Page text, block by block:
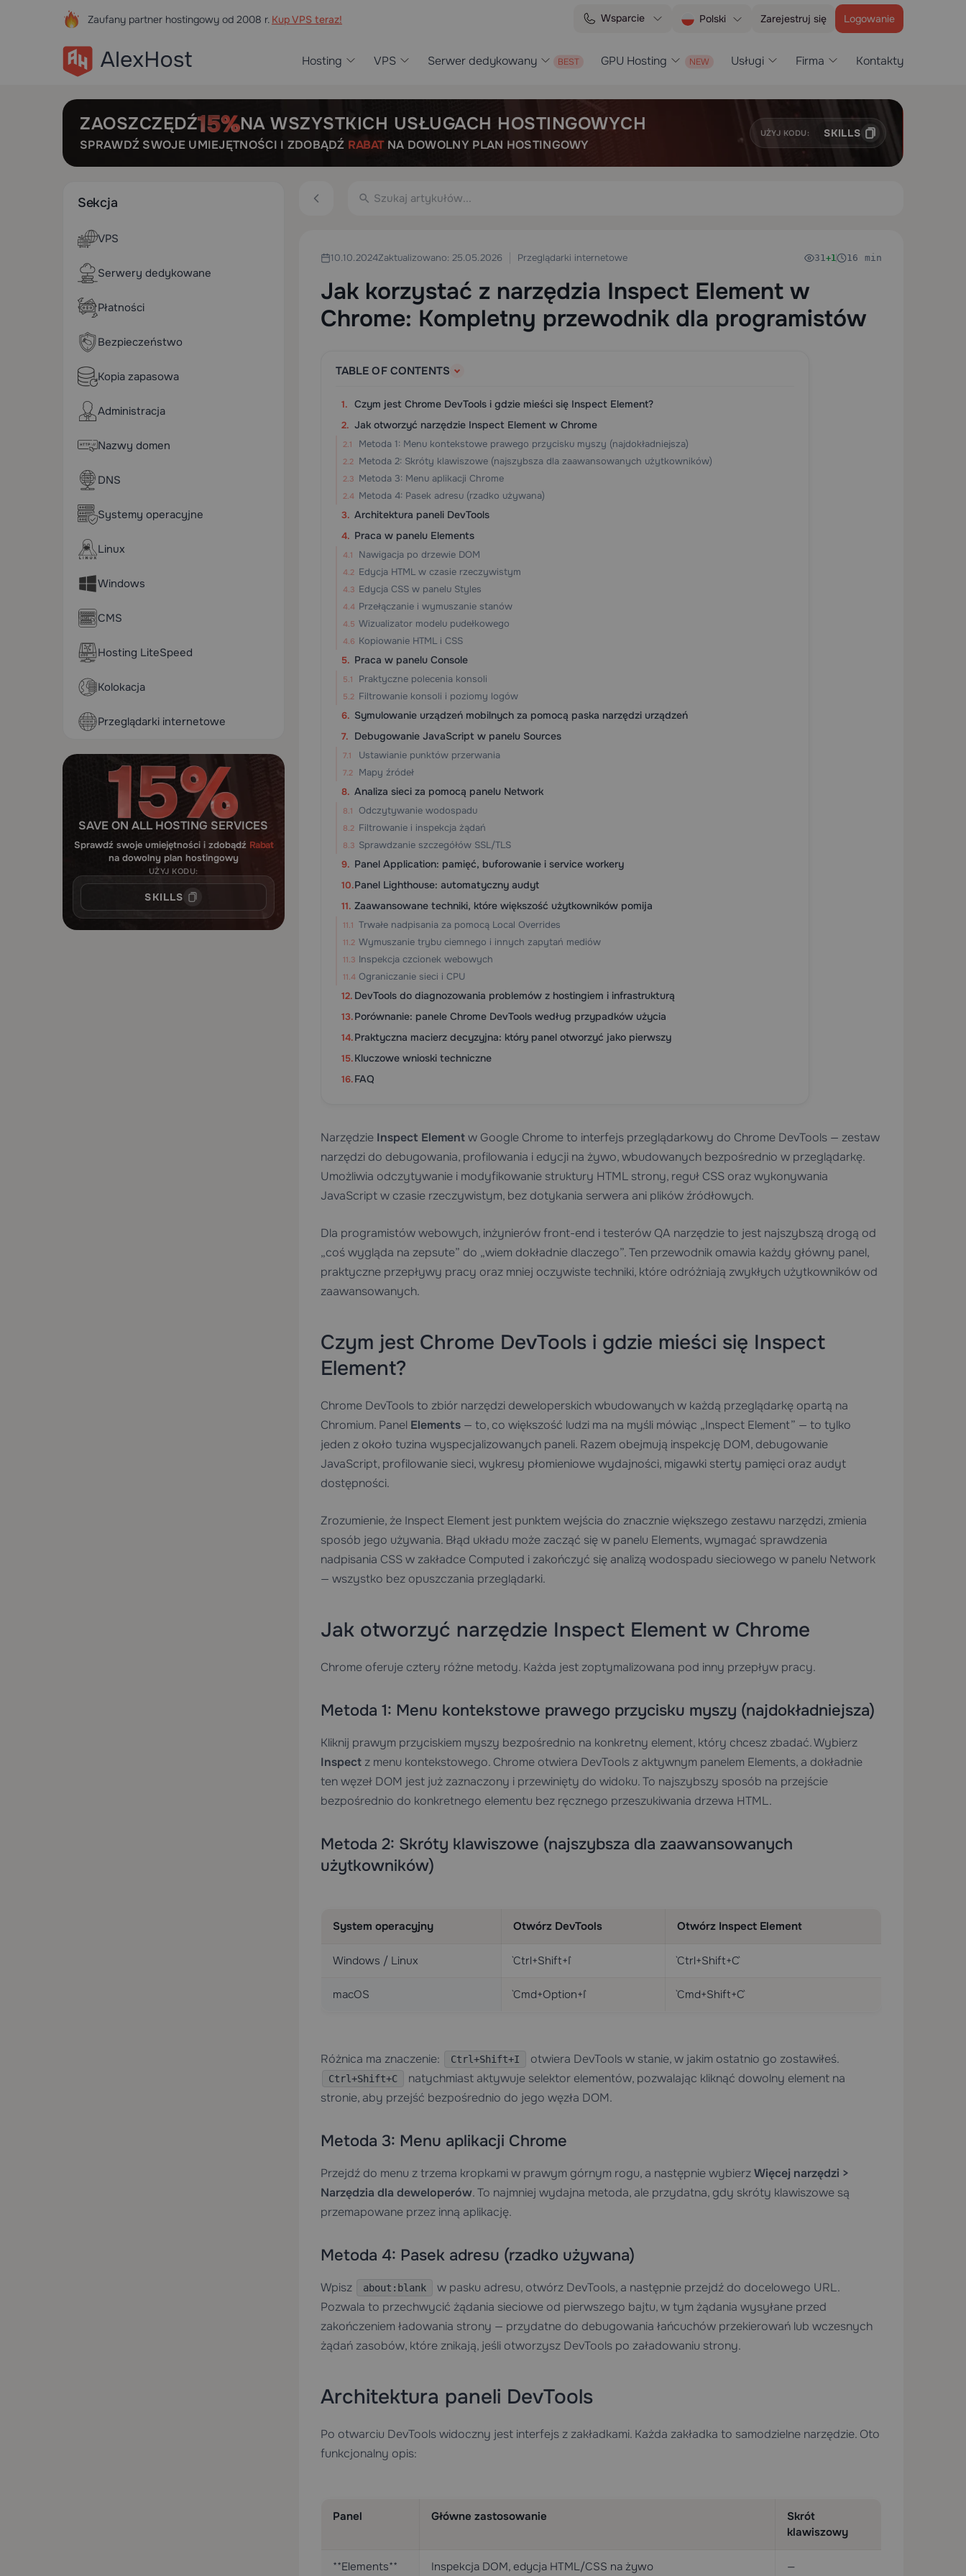
Zaufany partner hostingowy od 2008 r. Kup VPS teraz! Wsparcie Polski Zarejestruj się Logowanie
Hosting VPS Serwer dedykowany GPU Hosting Usługi Firma Kontakty
ZAOSZCZĘDŹ NA WSZYSTKICH USŁUGACH HOSTINGOWYCH
SPRAWDŹ SWOJE UMIEJĘTNOŚCI I ZDOBĄDŹ RABATNA DOWOLNY PLAN HOSTINGOWY
UŻYJ KODU: SKILLS
Sekcja
VPS
Serwery dedykowane
Płatności
Bezpieczeństwo
Kopia zapasowa
Administracja
Nazwy domen
DNS
Systemy operacyjne
Linux
Windows
CMS
Hosting LiteSpeed
Kolokacja
Przeglądarki internetowe
SAVE ON ALL HOSTING SERVICES
Sprawdź swoje umiejętności i zdobądź Rabat
na dowolny plan hostingowy
UŻYJ KODU:
SKILLS
10.10.2024Zaktualizowano: 25.05.2026 Przeglądarki internetowe 31+1 16 min
Jak korzystać z narzędzia Inspect Element w
Chrome: Kompletny przewodnik dla programistów
TABLE OF CONTENTS
Czym jest Chrome DevTools i gdzie mieści się Inspect Element?
Jak otworzyć narzędzie Inspect Element w Chrome
Metoda 1: Menu kontekstowe prawego przycisku myszy (najdokładniejsza)
Metoda 2: Skróty klawiszowe (najszybsza dla zaawansowanych użytkowników)
Metoda 3: Menu aplikacji Chrome
Metoda 4: Pasek adresu (rzadko używana)
Architektura paneli DevTools
Praca w panelu Elements
Nawigacja po drzewie DOM
Edycja HTML w czasie rzeczywistym
Edycja CSS w panelu Styles
Przełączanie i wymuszanie stanów
Wizualizator modelu pudełkowego
Kopiowanie HTML i CSS
Praca w panelu Console
Praktyczne polecenia konsoli
Filtrowanie konsoli i poziomy logów
Symulowanie urządzeń mobilnych za pomocą paska narzędzi urządzeń
Debugowanie JavaScript w panelu Sources
Ustawianie punktów przerwania
Mapy źródeł
Analiza sieci za pomocą panelu Network
Odczytywanie wodospadu
Filtrowanie i inspekcja żądań
Sprawdzanie szczegółów SSL/TLS
Panel Application: pamięć, buforowanie i service workery
Panel Lighthouse: automatyczny audyt
Zaawansowane techniki, które większość użytkowników pomija
Trwałe nadpisania za pomocą Local Overrides
Wymuszanie trybu ciemnego i innych zapytań mediów
Inspekcja czcionek webowych
Ograniczanie sieci i CPU
DevTools do diagnozowania problemów z hostingiem i infrastrukturą
Porównanie: panele Chrome DevTools według przypadków użycia
Praktyczna macierz decyzyjna: który panel otworzyć jako pierwszy
Kluczowe wnioski techniczne
FAQ
Narzędzie Inspect Elementw Google Chrome to interfejs przeglądarkowy do Chrome DevTools — zestaw
narzędzi do debugowania, profilowania i edycji na żywo, wbudowanych bezpośrednio w przeglądarkę.
Umożliwia odczytywanie i modyfikowanie struktury HTML strony, reguł CSS oraz wykonywania
JavaScript w czasie rzeczywistym, bez dotykania serwera ani plików źródłowych.
Dla programistów webowych, inżynierów front-end i testerów QA narzędzie to jest najszybszą drogą od
„coś wygląda na zepsute” do „wiem dokładnie dlaczego”. Ten przewodnik omawia każdy główny panel,
praktyczne przepływy pracy oraz mniej oczywiste techniki, które odróżniają zwykłych użytkowników od
zaawansowanych.
Czym jest Chrome DevTools i gdzie mieści się Inspect
Element?
Chrome DevTools to zbiór narzędzi deweloperskich wbudowanych w każdą przeglądarkę opartą na
Chromium. Panel Elements— to, co większość ludzi ma na myśli mówiąc „Inspect Element” — to tylko
jeden z około tuzina wyspecjalizowanych paneli. Razem obejmują inspekcję DOM, debugowanie
JavaScript, profilowanie sieci, wykresy płomieniowe wydajności, migawki sterty pamięci oraz audyt
dostępności.
Zrozumienie, że Inspect Element jest punktem wejścia do znacznie większego zestawu narzędzi, zmienia
sposób jego używania. Błąd układu może zacząć się w panelu Elements, wymagać sprawdzenia
nadpisania CSS w zakładce Computed i zakończyć się analizą wodospadu sieciowego w panelu Network
— wszystko bez opuszczania przeglądarki.
Jak otworzyć narzędzie Inspect Element w Chrome
Chrome oferuje cztery różne metody. Każda jest zoptymalizowana pod inny przepływ pracy.
Metoda 1: Menu kontekstowe prawego przycisku myszy (najdokładniejsza)
Kliknij prawym przyciskiem myszy bezpośrednio na konkretny element, który chcesz zbadać. Wybierz
Inspectz menu kontekstowego. Chrome otwiera DevTools z aktywnym panelem Elements, a dokładnie
ten węzeł DOM jest już zaznaczony i przewinięty do widoku. To najszybszy sposób na przejście
bezpośrednio do konkretnego elementu bez ręcznego przeszukiwania drzewa HTML.
Metoda 2: Skróty klawiszowe (najszybsza dla zaawansowanych
użytkowników)
System operacyjny Otwórz DevTools Otwórz Inspect Element
Windows / Linux `Ctrl+Shift+I` `Ctrl+Shift+C`
macOS `Cmd+Option+I` `Cmd+Shift+C`
Różnica ma znaczenie: Ctrl+Shift+I otwiera DevTools w stanie, w jakim ostatnio go zostawiłeś.
Ctrl+Shift+C
natychmiast aktywuje selektor elementów, pozwalając kliknąć dowolny element na
stronie, aby przejść bezpośrednio do jego węzła DOM.
Metoda 3: Menu aplikacji Chrome
Przejdź do menu z trzema kropkami w prawym górnym rogu, a następnie wybierzWięcej narzędzi >
Narzędzia dla deweloperów. To najmniej wydajna metoda, ale przydatna, gdy skróty klawiszowe są
przemapowane przez inną aplikację.
Metoda 4: Pasek adresu (rzadko używana)
Wpisz about:blank
w pasku adresu, otwórz DevTools, a następnie przejdź do docelowego URL.
Pozwala to przechwycić żądania sieciowe od pierwszego bajtu, w tym żądania wysyłane przed
zakończeniem ładowania strony — przydatne do debugowania łańcuchów przekierowań lub wczesnych
żądań zasobów, które znikają, jeśli otworzysz DevTools po załadowaniu strony.
Architektura paneli DevTools
Po otwarciu DevTools widoczny jest interfejs z zakładkami. Każda zakładka to samodzielne narzędzie. Oto
funkcjonalny opis:
Panel Główne zastosowanie
Skrót
klawiszowy
**Elements** Inspekcja DOM, edycja HTML/CSS na żywo —